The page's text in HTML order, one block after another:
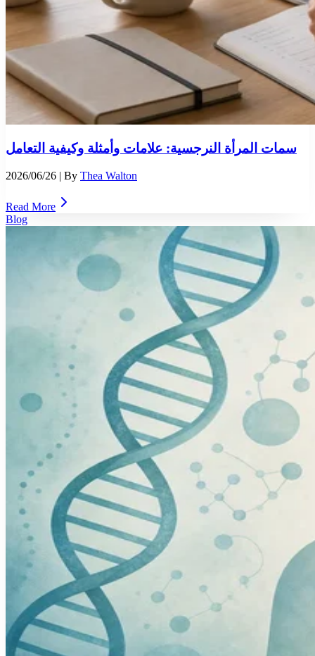
سمات المرأة النرجسية: علامات وأمثلة وكيفية التعامل
2026/06/26 | By Thea Walton
Read More
Blog